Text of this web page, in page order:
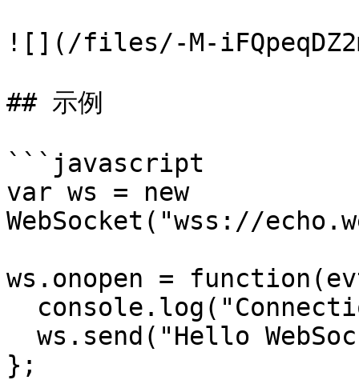
![](/files/-M-
## 示例
```javascript
var ws = new
WebSocket("wss://
ws.onopen =
};